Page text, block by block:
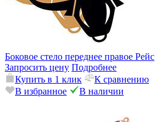
Боковое стело переднее правое Рейс
Запросить цену Подробнее
Купить в 1 клик
К сравнению
В избранное
В наличии